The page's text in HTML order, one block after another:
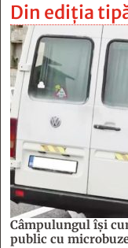
Din ediția
Câmpulungul îşi
public cu